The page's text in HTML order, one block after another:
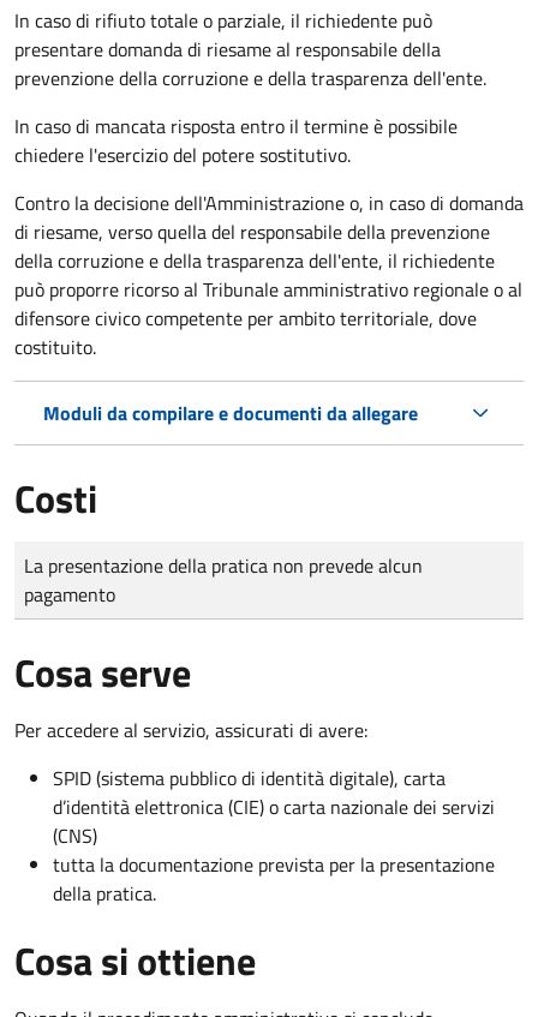
In caso di rifiuto totale o parziale, il richiedente può
presentare domanda di riesame al responsabile della
prevenzione della corruzione e della trasparenza dell'ente.
In caso di mancata risposta entro il termine è possibile
chiedere l'esercizio del potere sostitutivo.
Contro la decisione dell'Amministrazione o, in caso di domanda
di riesame, verso quella del responsabile della prevenzione
della corruzione e della trasparenza dell'ente, il richiedente
può proporre ricorso al Tribunale amministrativo regionale o al
difensore civico competente per ambito territoriale, dove
costituito.
Moduli da compilare e documenti da allegare
Costi
Tipo di pagamento
Importo
La presentazione della pratica non prevede alcun
pagamento
Cosa serve
Per accedere al servizio, assicurati di avere:
SPID (sistema pubblico di identità digitale), carta
d’identità elettronica (CIE) o carta nazionale dei servizi
(CNS)
tutta la documentazione prevista per la presentazione
della pratica.
Cosa si ottiene